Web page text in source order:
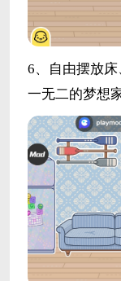
6、自由摆放
一无二的梦想